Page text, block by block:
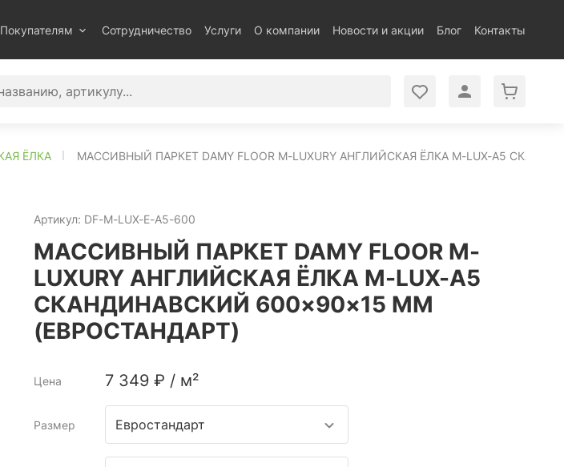
Покупателям Сотрудничество Услуги О компании Новости и акции Блог Контакты
ЁЛКА МАССИВНЫЙ ПАРКЕТ DAMY FLOOR M-LUXURY АНГЛИЙСКАЯ ЁЛКА M-LUX-A5
Артикул: DF-M-LUX-E-A5-600
МАССИВНЫЙ ПАРКЕТ DAMY FLOOR M-
LUXURY АНГЛИЙСКАЯ ЁЛКА M-LUX-A5
СКАНДИНАВСКИЙ 600×90×15 ММ
(ЕВРОСТАНДАРТ)
Цена 7 349 ₽ / м²
Размер Евростандарт